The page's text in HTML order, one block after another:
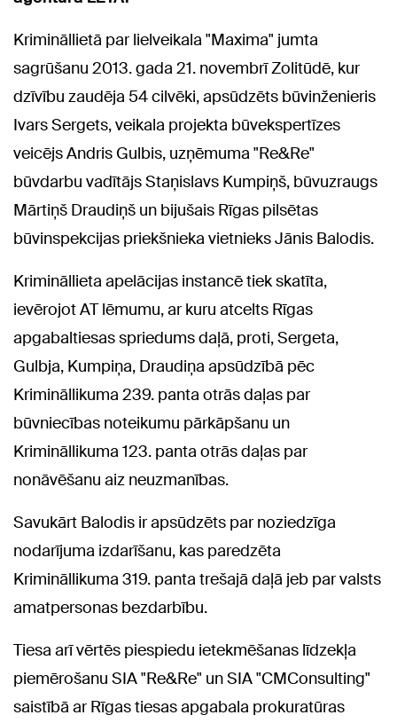
Krimināllietā par lielveikala "Maxima" jumta
sagrūšanu 2013. gada 21. novembrī Zolitūdē, kur
dzīvību zaudēja 54 cilvēki, apsūdzēts būvinženieris
Ivars Sergets, veikala projekta būvekspertīzes
veicējs Andris Gulbis, uzņēmuma "Re&Re"
būvdarbu vadītājs Staņislavs Kumpiņš, būvuzraugs
Mārtiņš Draudiņš un bijušais Rīgas pilsētas
būvinspekcijas priekšnieka vietnieks Jānis Balodis.
Krimināllieta apelācijas instancē tiek skatīta,
ievērojot AT lēmumu, ar kuru atcelts Rīgas
apgabaltiesas spriedums daļā, proti, Sergeta,
Gulbja, Kumpiņa, Draudiņa apsūdzībā pēc
Krimināllikuma 239. panta otrās daļas par
būvniecības noteikumu pārkāpšanu un
Krimināllikuma 123. panta otrās daļas par
nonāvēšanu aiz neuzmanības.
Savukārt Balodis ir apsūdzēts par noziedzīga
nodarījuma izdarīšanu, kas paredzēta
Krimināllikuma 319. panta trešajā daļā jeb par valsts
amatpersonas bezdarbību.
Tiesa arī vērtēs piespiedu ietekmēšanas līdzekļa
piemērošanu SIA "Re&Re" un SIA "CMConsulting"
saistībā ar Rīgas tiesas apgabala prokuratūras